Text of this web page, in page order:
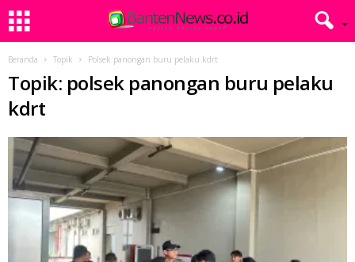
Beranda Topik Polsek panongan buru pelaku kdrt
Topik: polsek panongan buru pelaku
kdrt